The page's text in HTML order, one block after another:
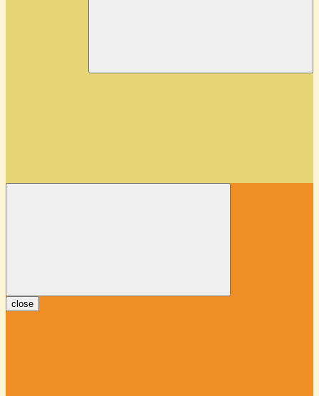
close